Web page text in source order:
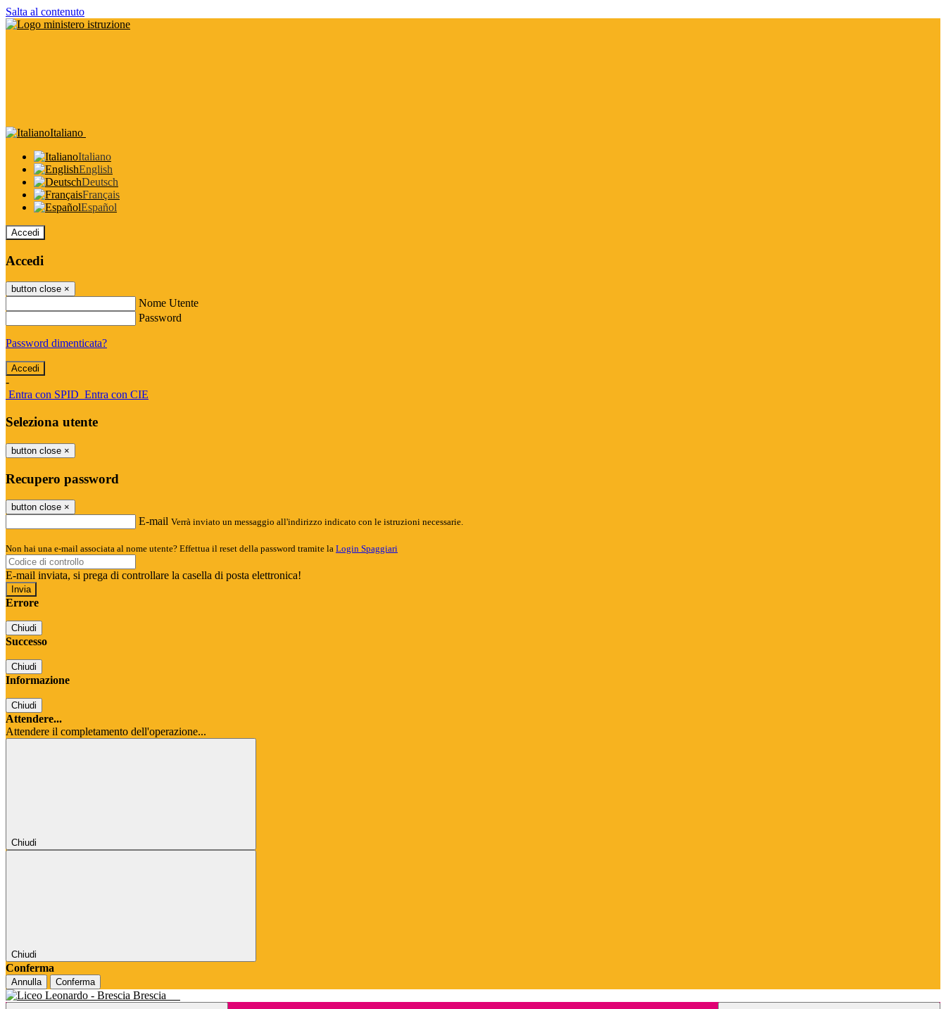
Salta al contenuto
Italiano
Italiano
English
Deutsch
Français
Español
Accedi
Accedi
button close ×
Nome Utente
Password
Password dimenticata?
-
Entra con SPID Entra con CIE
Seleziona utente
button close ×
Recupero password
button close ×
E-mail Verrà inviato un messaggio all'indirizzo indicato con le istruzioni necessarie.
Non hai una e-mail associata al nome utente? Effettua il reset della password tramite la Login Spaggiari
E-mail inviata, si prega di controllare la casella di posta elettronica!
Errore
Chiudi
Successo
Chiudi
Informazione
Chiudi
Attendere...
Attendere il completamento dell'operazione...
Chiudi
Chiudi
Conferma
Annulla Conferma
Brescia